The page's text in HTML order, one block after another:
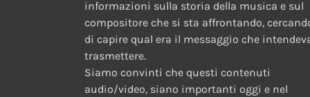
informazioni sulla storia della musica e sul
compositore che si sta affrontando,
di capire qual era il messaggio che
trasmettere.
Siamo convinti che questi contenuti
audio/video, siano importanti oggi e nel